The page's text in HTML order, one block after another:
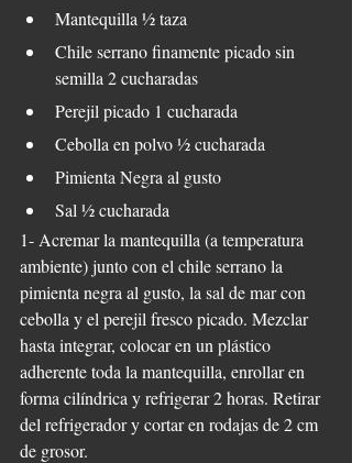
Mantequilla ½ taza
Chile serrano finamente picado sin
semilla 2 cucharadas
Perejil picado 1 cucharada
Cebolla en polvo ½ cucharada
Pimienta Negra al gusto
Sal ½ cucharada
1- Acremar la mantequilla (a temperatura
ambiente) junto con el chile serrano la
pimienta negra al gusto, la sal de mar con
cebolla y el perejil fresco picado. Mezclar
hasta integrar, colocar en un plástico
adherente toda la mantequilla, enrollar en
forma cilíndrica y refrigerar 2 horas. Retirar
del refrigerador y cortar en rodajas de 2 cm
de grosor.